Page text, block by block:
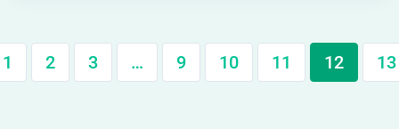
1 2 3 … 9 10 11 12 13